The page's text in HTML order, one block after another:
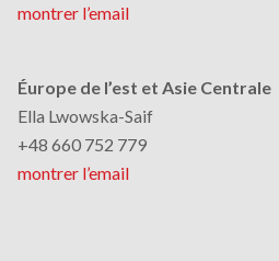
montrer l’email
Éurope de l’est et Asie Centrale
Ella Lwowska-Saif
+48 660 752 779
montrer l’email